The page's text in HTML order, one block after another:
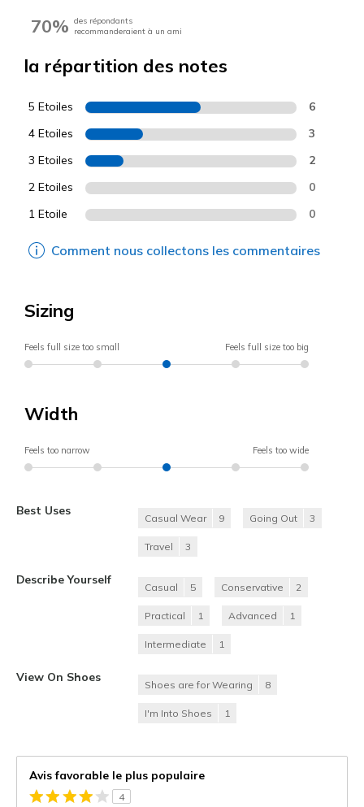
70% des répondants
recommanderaient à un ami
la répartition des notes
5 Etoiles 6
4 Etoiles 3
3 Etoiles 2
2 Etoiles 0
1 Etoile 0
Comment nous collectons les commentaires
Sizing
Feels full size too small Feels full size too big
Width
Feels too narrow Feels too wide
Best Uses
Casual Wear 9 Going Out 3
Travel 3
Describe Yourself
Casual 5 Conservative 2
Practical 1 Advanced 1
Intermediate 1
View On Shoes
Shoes are for Wearing 8
I'm Into Shoes 1
Avis favorable le plus populaire
4